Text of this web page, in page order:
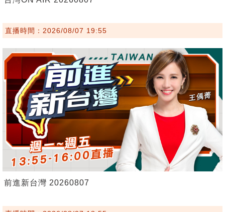
直播時間：2026/08/07 19:55
前進新台灣 20260807